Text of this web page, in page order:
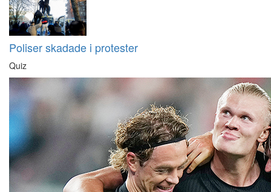
Poliser skadade i protester
Quiz